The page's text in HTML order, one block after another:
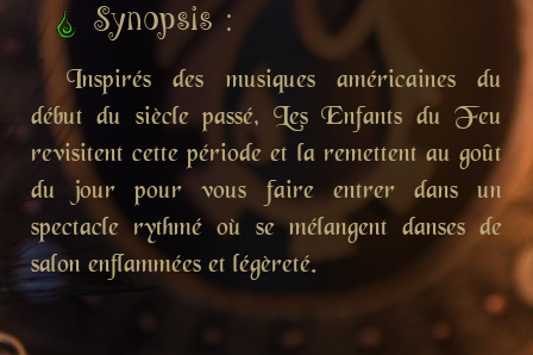
Synopsis :
Inspirés des musiques américaines du
début du siècle passé, Les Enfants du Feu
revisitent cette période et la remettent au goût
du jour pour vous faire entrer dans un
spectacle rythmé où se mélangent danses de
salon enflammées et légèreté.